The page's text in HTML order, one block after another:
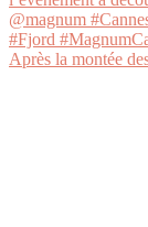
Après la montée